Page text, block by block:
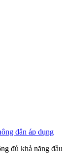
dân áp dụng
đủ khả năng đầu